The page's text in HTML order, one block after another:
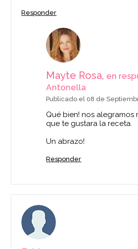
Responder
Mayte Rosa, en
Antonella
Publicado el 08 de
Qué bien! nos alegramos
que te gustara la receta.
Un abrazo!
Responder